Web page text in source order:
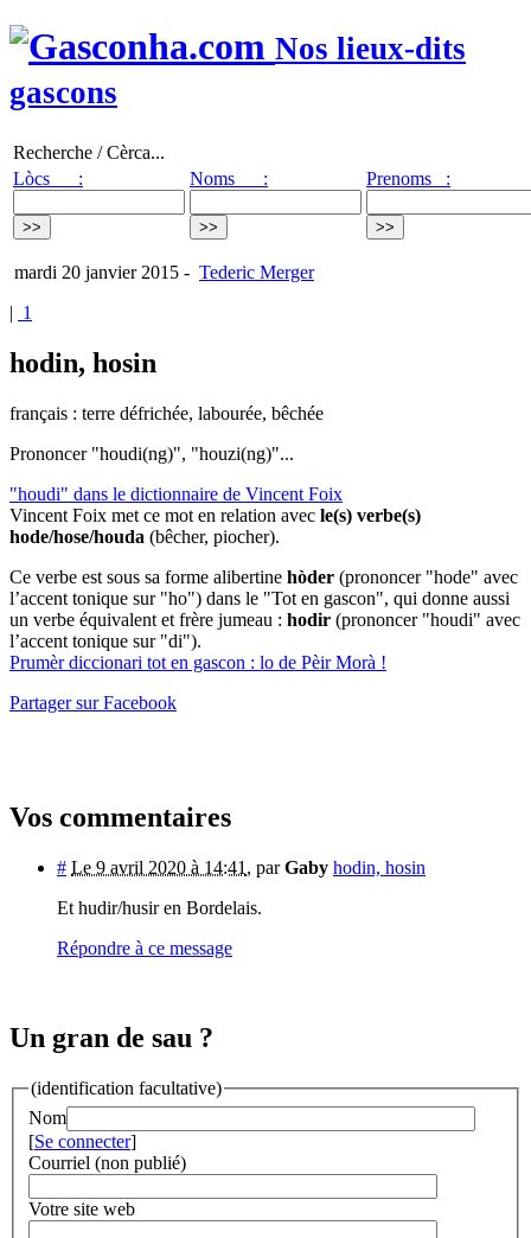
Nos lieux-dits
gascons
Recherche / Cèrca...
Lòcs :
Noms : Prenoms :
mardi 20 janvier 2015 - Tederic Merger
| 1
hodin, hosin
français : terre défrichée, labourée, bêchée
Prononcer "houdi(ng)", "houzi(ng)"...
"houdi" dans le dictionnaire de Vincent Foix
Vincent Foix met ce mot en relation avec le(s) verbe(s)
hode/hose/houda (bêcher, piocher).
Ce verbe est sous sa forme alibertine hòder (prononcer "hode" avec
l’accent tonique sur "ho") dans le "Tot en gascon", qui donne aussi
un verbe équivalent et frère jumeau : hodir (prononcer "houdi" avec
l’accent tonique sur "di").
Prumèr diccionari tot en gascon : lo de Pèir Morà !
Partager sur Facebook
Vos commentaires
# Le 9 avril 2020 à 14:41 , parGaby hodin, hosin
Et hudir/husir en Bordelais.
Répondre à ce message
Un gran de sau ?
(identification facultative)
Nom
[Se connecter]
Courriel (non publié)
Votre site web